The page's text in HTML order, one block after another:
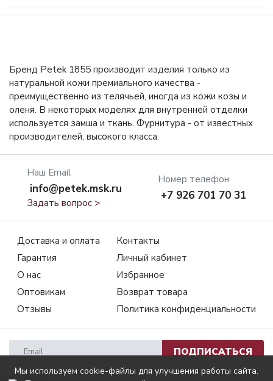
Наш Email
info@petek.msk.ru
Задать вопрос >
Номер телефон
+7 926 701 70 31
Бренд Petek 1855 производит изделия только из
натуральной кожи премиального качества -
преимущественно из телячьей, иногда из кожи козы и
оленя. В некоторых моделях для внутренней отделки
используется замша и ткань. Фурнитура - от известных
производителей, высокого класса.
Доставка и оплата
Гарантия
О нас
Оптовикам
Отзывы
Контакты
Личный кабинет
Избранное
Возврат товара
Политика конфиденциальности
ПОДПИСАТЬСЯ
Мы используем cookie-файлы для улучшения работы сайта.